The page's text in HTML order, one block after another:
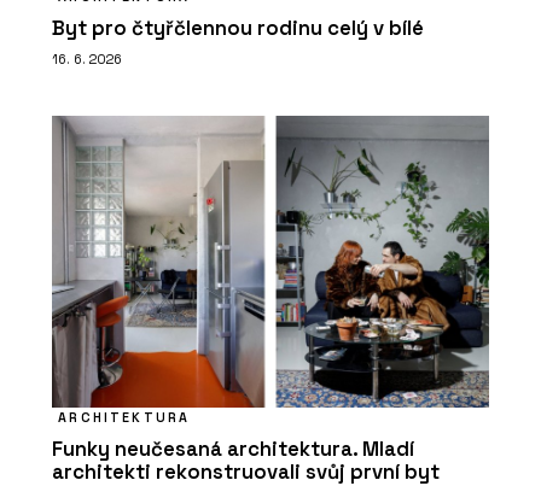
Byt pro čtyřčlennou rodinu celý v bílé
16. 6. 2026
ARCHITEKTURA
Funky neučesaná architektura. Mladí
architekti rekonstruovali svůj první byt